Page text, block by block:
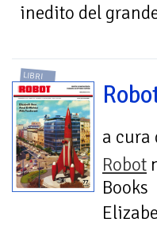
inedito del
LIBRI
a cura
Robot
Books